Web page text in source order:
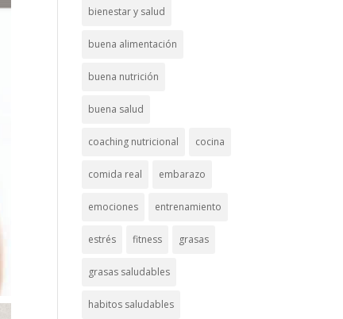
bienestar y salud
buena alimentación
buena nutrición
buena salud
coaching nutricional cocina
comida real embarazo
emociones entrenamiento
estrés fitness grasas
grasas saludables
habitos saludables